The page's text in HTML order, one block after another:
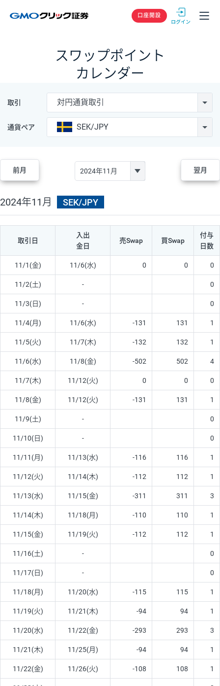
GMOクリック
口座開設
スワップポイント
カレンダー
取引 対円通貨取引
通貨ペア SEK/JPY
前月 翌月
2024年11月 SEK/JPY
取引日
入出
金日
売Swap 買Swap
付与
日数
11/1(金) 11/6(水) 0 0 0
11/2(土) - 0
11/3(日) - 0
11/4(月) 11/6(水) -131 131 1
11/5(火) 11/7(木) -132 132 1
11/6(水) 11/8(金) -502 502 4
11/7(木) 11/12(火) 0 0 0
11/8(金) 11/12(火) -131 131 1
11/9(土) - 0
11/10(日) - 0
11/11(月) 11/13(水) -116 116 1
11/12(火) 11/14(木) -112 112 1
11/13(水) 11/15(金) -311 311 3
11/14(木) 11/18(月) -110 110 1
11/15(金) 11/19(火) -112 112 1
11/16(土) - 0
11/17(日) - 0
11/18(月) 11/20(水) -115 115 1
11/19(火) 11/21(木) -94 94 1
11/20(水) 11/22(金) -293 293 3
11/21(木) 11/25(月) -94 94 1
11/22(金) 11/26(火) -108 108 1